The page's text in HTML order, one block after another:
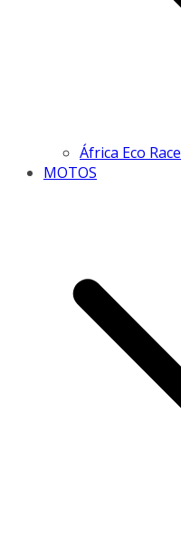
África Eco Race
MOTOS